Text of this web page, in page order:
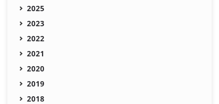
2025
2023
2022
2021
2020
2019
2018